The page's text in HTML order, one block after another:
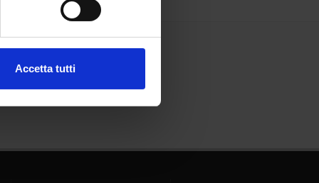
Accetta tutti